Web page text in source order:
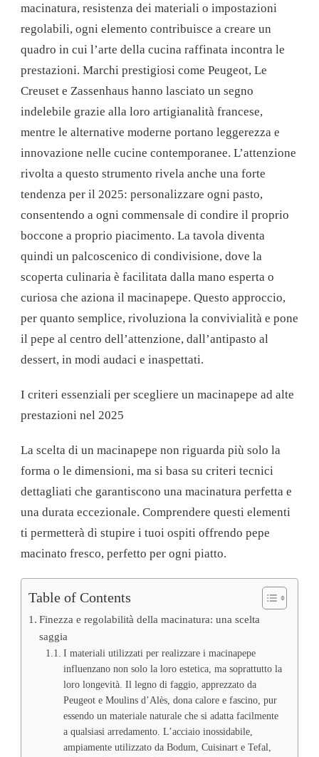
macinatura, resistenza dei materiali o impostazioni
regolabili, ogni elemento contribuisce a creare un
quadro in cui l’arte della cucina raffinata incontra le
prestazioni. Marchi prestigiosi come Peugeot, Le
Creuset e Zassenhaus hanno lasciato un segno
indelebile grazie alla loro artigianalità francese,
mentre le alternative moderne portano leggerezza e
innovazione nelle cucine contemporanee. L’attenzione
rivolta a questo strumento rivela anche una forte
tendenza per il 2025: personalizzare ogni pasto,
consentendo a ogni commensale di condire il proprio
boccone a proprio piacimento. La tavola diventa
quindi un palcoscenico di condivisione, dove la
scoperta culinaria è facilitata dalla mano esperta o
curiosa che aziona il macinapepe. Questo approccio,
per quanto semplice, rivoluziona la convivialità e pone
il pepe al centro dell’attenzione, dall’antipasto al
dessert, in modi audaci e inaspettati.
I criteri essenziali per scegliere un macinapepe ad alte
prestazioni nel 2025
La scelta di un macinapepe non riguarda più solo la
forma o le dimensioni, ma si basa su criteri tecnici
dettagliati che garantiscono una macinatura perfetta e
una durata eccezionale. Comprendere questi elementi
ti permetterà di stupire i tuoi ospiti offrendo pepe
macinato fresco, perfetto per ogni piatto.
Table of Contents
Finezza e regolabilità della macinatura: una scelta
saggia
I materiali utilizzati per realizzare i macinapepe
influenzano non solo la loro estetica, ma soprattutto la
loro longevità. Il legno di faggio, apprezzato da
Peugeot e Moulins d’Alès, dona calore e fascino, pur
essendo un materiale naturale che si adatta facilmente
a qualsiasi arredamento. L’acciaio inossidabile,
ampiamente utilizzato da Bodum, Cuisinart e Tefal,